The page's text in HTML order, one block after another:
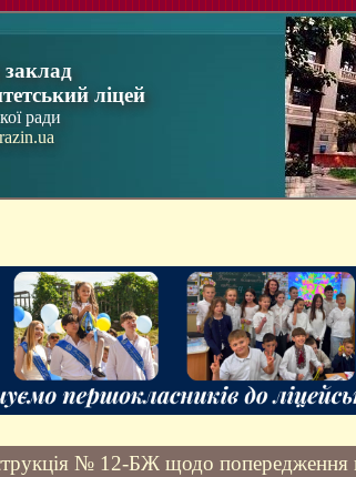
ліцей
ради
№ 12-БЖ щодо попередження